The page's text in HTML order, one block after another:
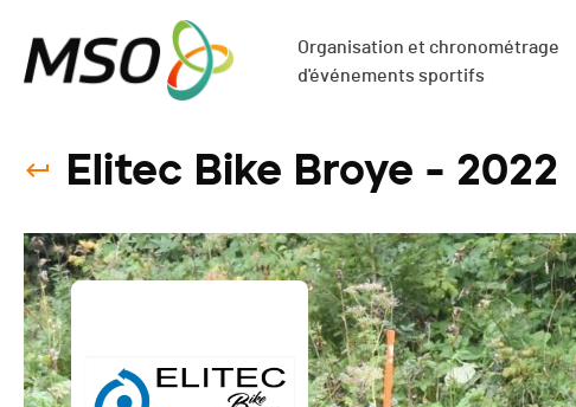
Organisation et chronométrage
d'événements sportifs
Elitec Bike Broye - 2022